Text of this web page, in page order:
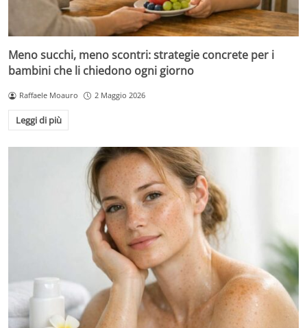
Meno succhi, meno scontri: strategie concrete per i
bambini che li chiedono ogni giorno
Raffaele Moauro 2 Maggio 2026
Leggi di più